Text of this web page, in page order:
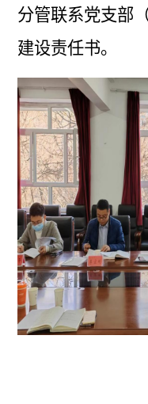
分管联系党支部
建设责任书。